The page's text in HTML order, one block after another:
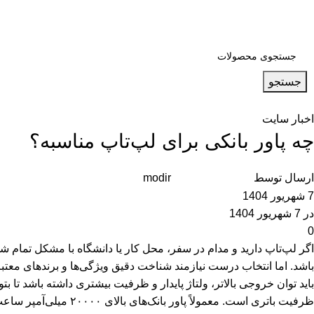
جستجو
اخبار سایت
چه پاور بانکی برای لپ‌تاپ مناسبه؟
ارسال توسط
modir
7 شهریور 1404
در 7 شهریور 1404
0
اگر لپ‌تاپ دارید و مدام در سفر، محل کار یا دانشگاه با مشکل
باشد. اما انتخاب درست نیازمند شناخت دقیق ویژگی‌ها و برندهای
باید توان خروجی بالاتر، ولتاژ پایدار و ظرفیت بیشتری داشته باشد
ظرفیت باتری است. معمولاً پاور بانک‌های بالای ۲۰۰۰۰ میلی‌آمپر ساعت مناسب لپ‌تاپ‌ها هستند.